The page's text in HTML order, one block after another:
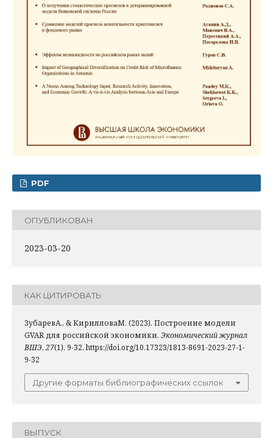
PDF
ОПУБЛИКОВАН
2023-03-20
КАК ЦИТИРОВАТЬ
ЗубаревА., & КирилловаМ. (2023). Построение модели
GVAR для российской экономики. Экономический журнал
ВШЭ, 27(1), 9-32. https://doi.org/10.17323/1813-8691-2023-27-1-
9-32
Другие форматы библиографических ссылок
ВЫПУСК